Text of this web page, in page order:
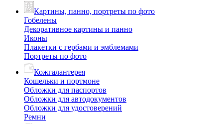
Картины, панно, портреты по фото
Гобелены
Декоративное картины и панно
Иконы
Плакетки с гербами и эмблемами
Портреты по фото
Кожгалантерея
Кошельки и портмоне
Обложки для паспортов
Обложки для автодокументов
Обложки для удостоверений
Ремни